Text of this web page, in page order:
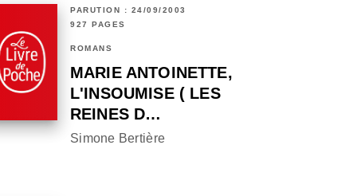
PARUTION : 24/09/2003
927 PAGES
ROMANS
MARIE ANTOINETTE,
L'INSOUMISE ( LES
REINES D…
Simone Bertière